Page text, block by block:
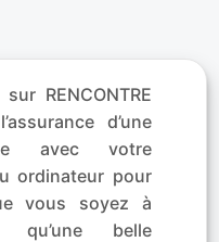
RENCONTRE
d’une
avec votre
ordinateur pour
vous soyez à
qu’une belle